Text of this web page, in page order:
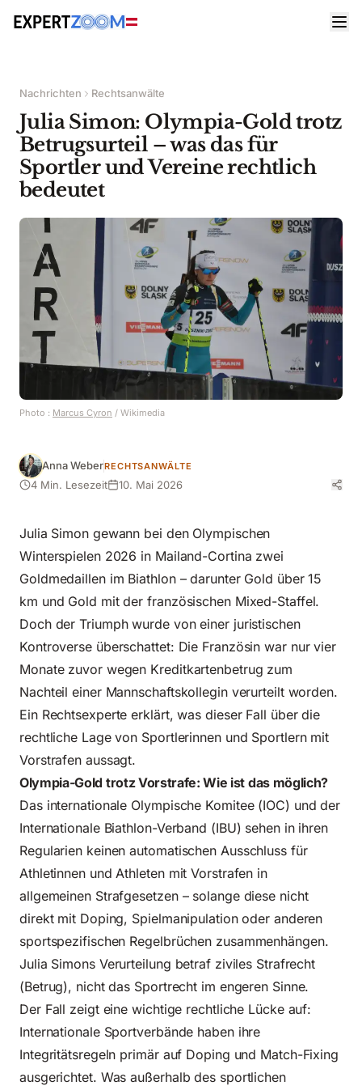
Nachrichten Rechtsanwälte
Julia Simon: Olympia-Gold trotz
Betrugsurteil – was das für
Sportler und Vereine rechtlich
bedeutet
Photo : Marcus Cyron / Wikimedia
Anna WeberRECHTSANWÄLTE
4 Min. Lesezeit 10. Mai 2026
Julia Simon gewann bei den Olympischen
Winterspielen 2026 in Mailand-Cortina zwei
Goldmedaillen im Biathlon – darunter Gold über 15
km und Gold mit der französischen Mixed-Staffel.
Doch der Triumph wurde von einer juristischen
Kontroverse überschattet: Die Französin war nur vier
Monate zuvor wegen Kreditkartenbetrug zum
Nachteil einer Mannschaftskollegin verurteilt worden.
Ein Rechtsexperte erklärt, was dieser Fall über die
rechtliche Lage von Sportlerinnen und Sportlern mit
Vorstrafen aussagt.
Olympia-Gold trotz Vorstrafe: Wie ist das möglich?
Das internationale Olympische Komitee (IOC) und der
Internationale Biathlon-Verband (IBU) sehen in ihren
Regularien keinen automatischen Ausschluss für
Athletinnen und Athleten mit Vorstrafen in
allgemeinen Strafgesetzen – solange diese nicht
direkt mit Doping, Spielmanipulation oder anderen
sportspezifischen Regelbrüchen zusammenhängen.
Julia Simons Verurteilung betraf ziviles Strafrecht
(Betrug), nicht das Sportrecht im engeren Sinne.
Der Fall zeigt eine wichtige rechtliche Lücke auf:
Internationale Sportverbände haben ihre
Integritätsregeln primär auf Doping und Match-Fixing
ausgerichtet. Was außerhalb des sportlichen